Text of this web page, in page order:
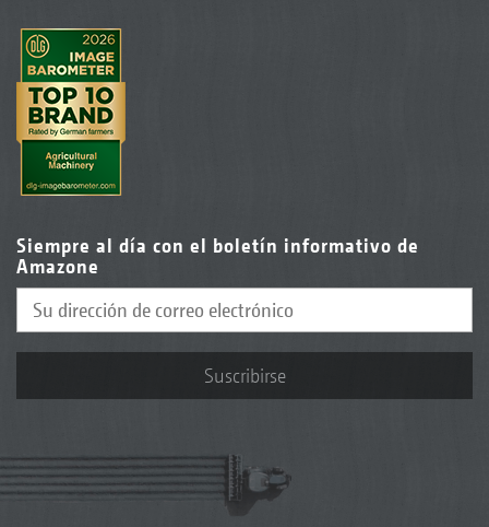
Siempre al día con el boletín informativo de
Amazone
Suscribirse